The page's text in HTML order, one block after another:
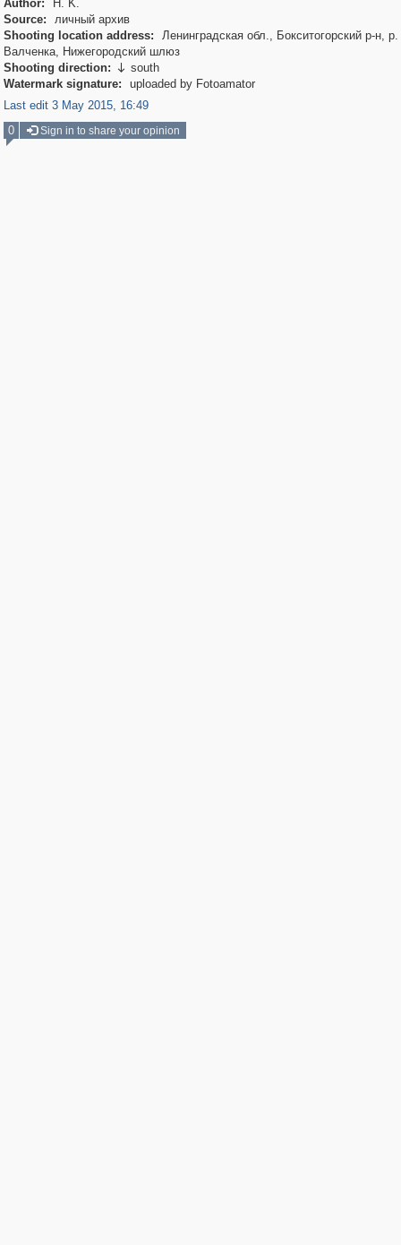
Author:
H. K.
Source:
личный архив
Shooting location address:
Ленинградская обл., Бокситогорский р-н, р.
Валченка, Нижегородский шлюз
Shooting direction:  south
Watermark signature:
uploaded by Fotoamator
Last edit 3 May 2015, 16:49
0
Sign in to share your opinion